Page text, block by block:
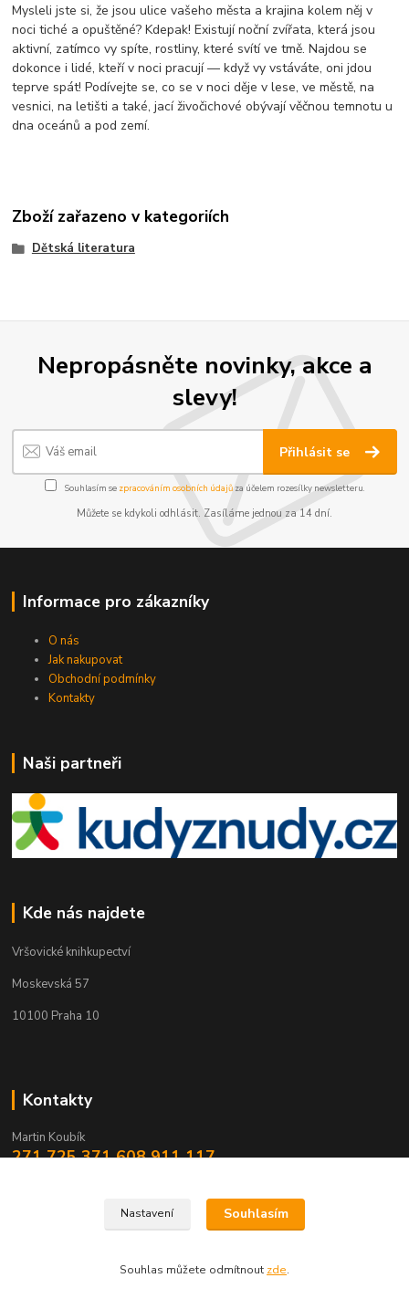
Mysleli jste si, že jsou ulice vašeho města a krajina kolem něj v
noci tiché a opuštěné? Kdepak! Existují noční zvířata, která jsou
aktivní, zatímco vy spíte, rostliny, které svítí ve tmě. Najdou se
dokonce i lidé, kteří v noci pracují — když vy vstáváte, oni jdou
teprve spát! Podívejte se, co se v noci děje v lese, ve městě, na
vesnici, na letišti a také, jací živočichové obývají věčnou temnotu u
dna oceánů a pod zemí.
Zboží zařazeno v kategoriích
Dětská literatura
Nepropásněte novinky, akce a
slevy!
Přihlásit se
Souhlasím se zpracováním osobních údajůza účelem rozesílky newsletteru.
Můžete se kdykoli odhlásit. Zasíláme jednou za 14 dní.
Informace pro zákazníky
O nás
Jak nakupovat
Obchodní podmínky
Kontakty
Naši partneři
Kde nás najdete
Vršovické knihkupectví
Moskevská 57
10100 Praha 10
Kontakty
Martin Koubík
271 725 371 608 911 117
fakturace@vrsovickeknihkupectvi.cz
Nastavení Souhlasím
Souhlas můžete odmítnout zde.